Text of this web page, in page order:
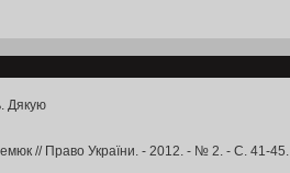
Дякую
// Право України. - 2012. - № 2. - С. 41-45.